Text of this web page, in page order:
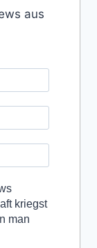
aus
kriegst
man